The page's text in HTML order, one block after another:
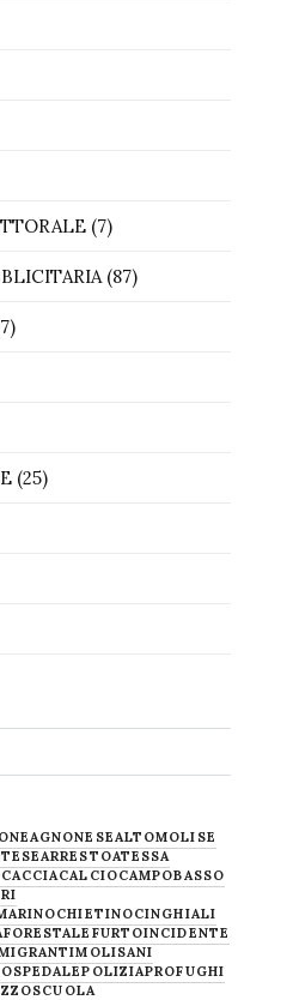
(7)
(87)
(25)
AGNONESEALTOMOLISE
ARRESTOATESSA
CACCIACALCIOCAMPOBASSO
CHIETINOCINGHIALI
FORESTALE FURTOINCIDENTE
MOLISANI
OSPEDALEPOLIZIAPROFUGHI
SCUOLA